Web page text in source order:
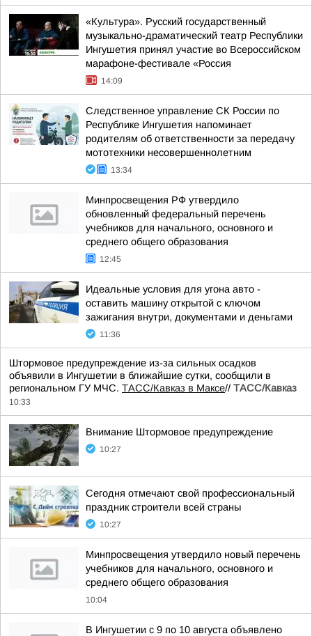
«Культура». Русский государственный
музыкально-драматический театр Республики
Ингушетия принял участие во Всероссийском
марафоне-фестивале «Россия
14:09
Следственное управление СК России по
Республике Ингушетия напоминает
родителям об ответственности за передачу
мототехники несовершеннолетним
13:34
Минпросвещения РФ утвердило
обновленный федеральный перечень
учебников для начального, основного и
среднего общего образования
12:45
Идеальные условия для угона авто -
оставить машину открытой с ключом
зажигания внутри, документами и деньгами
11:36
Штормовое предупреждение из-за сильных осадков
объявили в Ингушетии в ближайшие сутки, сообщили в
региональном ГУ МЧС. ТАСС/Кавказ в Максе// ТАСС/Кавказ
10:33
Внимание Штормовое предупреждение
10:27
Сегодня отмечают свой профессиональный
праздник строители всей страны
10:27
Минпросвещения утвердило новый перечень
учебников для начального, основного и
среднего общего образования
10:04
В Ингушетии с 9 по 10 августа объявлено